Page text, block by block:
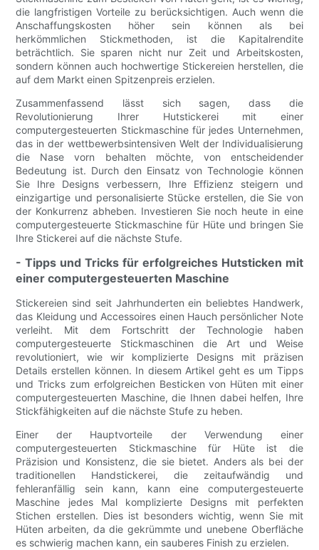
die langfristigen Vorteile zu berücksichtigen. Auch wenn die
Anschaffungskosten höher sein können als bei
herkömmlichen Stickmethoden, ist die Kapitalrendite
beträchtlich. Sie sparen nicht nur Zeit und Arbeitskosten,
sondern können auch hochwertige Stickereien herstellen, die
auf dem Markt einen Spitzenpreis erzielen.
Zusammenfassend lässt sich sagen, dass die
Revolutionierung Ihrer Hutstickerei mit einer
computergesteuerten Stickmaschine für jedes Unternehmen,
das in der wettbewerbsintensiven Welt der Individualisierung
die Nase vorn behalten möchte, von entscheidender
Bedeutung ist. Durch den Einsatz von Technologie können
Sie Ihre Designs verbessern, Ihre Effizienz steigern und
einzigartige und personalisierte Stücke erstellen, die Sie von
der Konkurrenz abheben. Investieren Sie noch heute in eine
computergesteuerte Stickmaschine für Hüte und bringen Sie
Ihre Stickerei auf die nächste Stufe.
- Tipps und Tricks für erfolgreiches Hutsticken mit
einer computergesteuerten Maschine
Stickereien sind seit Jahrhunderten ein beliebtes Handwerk,
das Kleidung und Accessoires einen Hauch persönlicher Note
verleiht. Mit dem Fortschritt der Technologie haben
computergesteuerte Stickmaschinen die Art und Weise
revolutioniert, wie wir komplizierte Designs mit präzisen
Details erstellen können. In diesem Artikel geht es um Tipps
und Tricks zum erfolgreichen Besticken von Hüten mit einer
computergesteuerten Maschine, die Ihnen dabei helfen, Ihre
Stickfähigkeiten auf die nächste Stufe zu heben.
Einer der Hauptvorteile der Verwendung einer
computergesteuerten Stickmaschine für Hüte ist die
Präzision und Konsistenz, die sie bietet. Anders als bei der
traditionellen Handstickerei, die zeitaufwändig und
fehleranfällig sein kann, kann eine computergesteuerte
Maschine jedes Mal komplizierte Designs mit perfekten
Stichen erstellen. Dies ist besonders wichtig, wenn Sie mit
Hüten arbeiten, da die gekrümmte und unebene Oberfläche
es schwierig machen kann, ein sauberes Finish zu erzielen.